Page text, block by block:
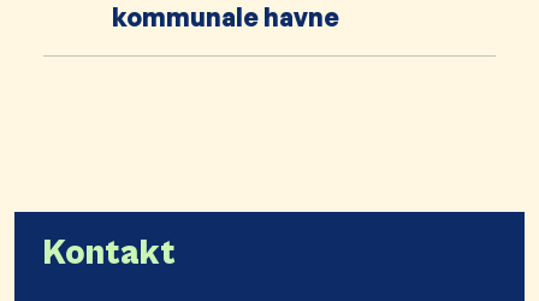
kommunale havne
Kontakt